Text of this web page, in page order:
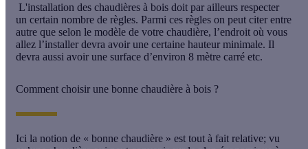
L'installation des chaudières à bois doit par ailleurs respecter
un certain nombre de règles. Parmi ces règles on peut citer entre
autre que selon le modèle de votre chaudière, l’endroit où vous
allez l’installer devra avoir une certaine hauteur minimale. Il
devra aussi avoir une surface d’environ 8 mètre carré etc.
Comment choisir une bonne chaudière à bois ?
Ici la notion de « bonne chaudière » est tout à fait relative; vu